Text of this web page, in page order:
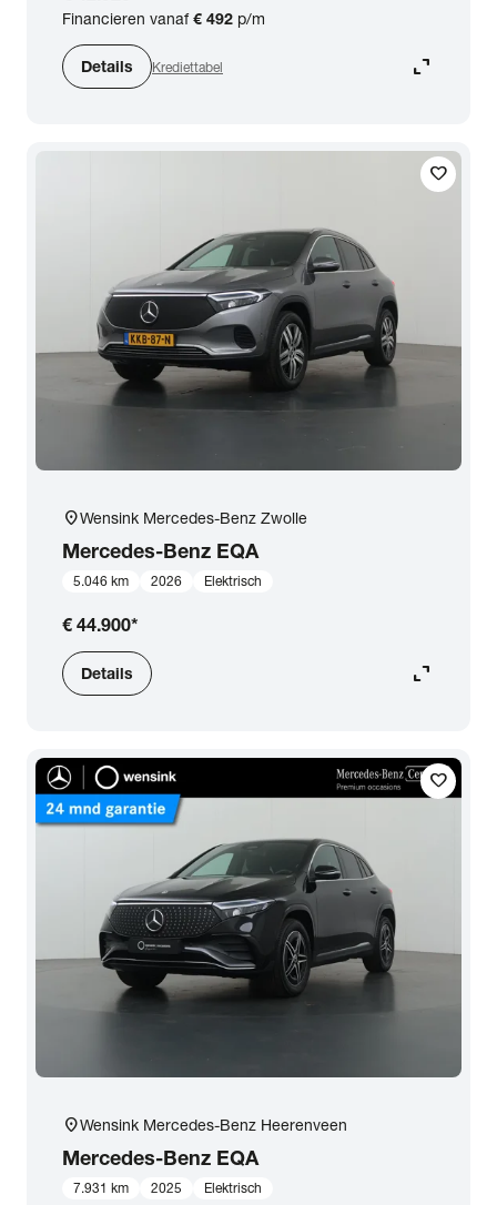
Financieren vanaf€ 492 p/m
Details Krediettabel expand_content
favorite
location_onWensink Mercedes-Benz Zwolle
Mercedes-Benz EQA
5.046 km 2026 Elektrisch
€ 44.900*
Details expand_content
favorite
location_onWensink Mercedes-Benz Heerenveen
Mercedes-Benz EQA
7.931 km 2025 Elektrisch